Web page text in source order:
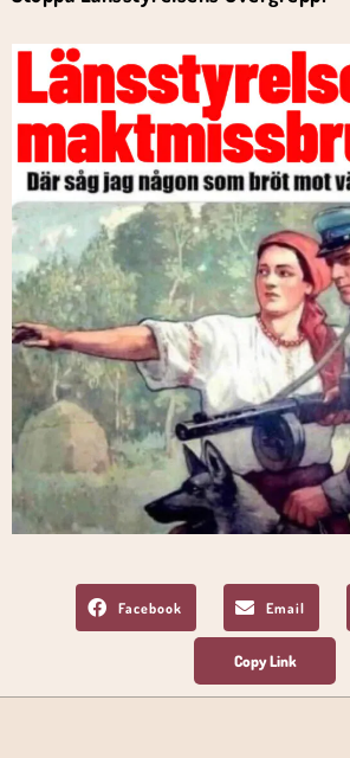
Facebook Email